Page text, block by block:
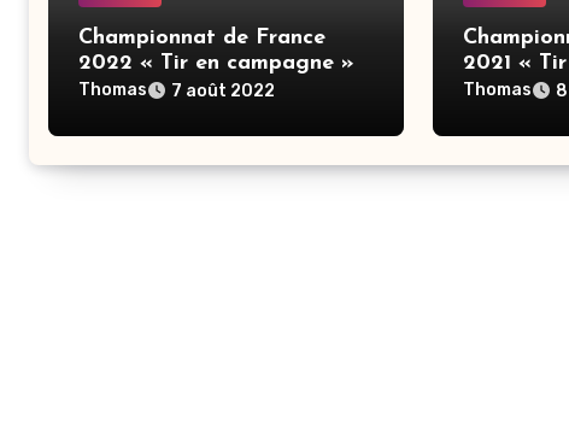
Championnat de France
2022 « Tir en campagne »
Thomas 7 août 2022
2021 «
Thomas